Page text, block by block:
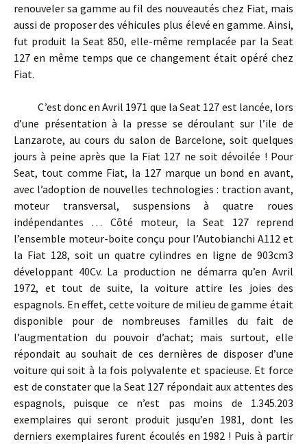
renouveler sa gamme au fil des nouveautés chez Fiat, mais
aussi de proposer des véhicules plus élevé en gamme. Ainsi,
fut produit la Seat 850, elle-même remplacée par la Seat
127 en même temps que ce changement était opéré chez
Fiat.
C’est donc en Avril 1971 que la Seat 127 est lancée, lors
d’une présentation à la presse se déroulant sur l’ile de
Lanzarote, au cours du salon de Barcelone, soit quelques
jours à peine après que la Fiat 127 ne soit dévoilée ! Pour
Seat, tout comme Fiat, la 127 marque un bond en avant,
avec l’adoption de nouvelles technologies : traction avant,
moteur transversal, suspensions à quatre roues
indépendantes … Côté moteur, la Seat 127 reprend
l’ensemble moteur-boite conçu pour l’Autobianchi A112 et
la Fiat 128, soit un quatre cylindres en ligne de 903cm3
développant 40Cv. La production ne démarra qu’en Avril
1972, et tout de suite, la voiture attire les joies des
espagnols. En effet, cette voiture de milieu de gamme était
disponible pour de nombreuses familles du fait de
l’augmentation du pouvoir d’achat; mais surtout, elle
répondait au souhait de ces dernières de disposer d’une
voiture qui soit à la fois polyvalente et spacieuse. Et force
est de constater que la Seat 127 répondait aux attentes des
espagnols, puisque ce n’est pas moins de 1.345.203
exemplaires qui seront produit jusqu’en 1981, dont les
derniers exemplaires furent écoulés en 1982 ! Puis à partir